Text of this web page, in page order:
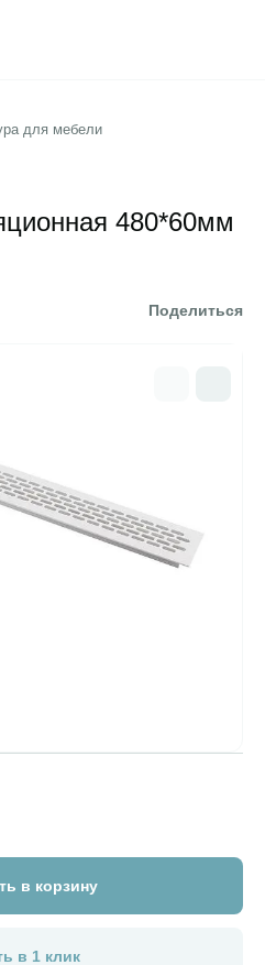
для мебели
480*60мм
Поделиться
в корзину
в 1 клик